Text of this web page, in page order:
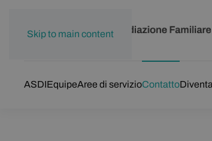
Skip to main content
ASDIEquipeAree di servizioContatto